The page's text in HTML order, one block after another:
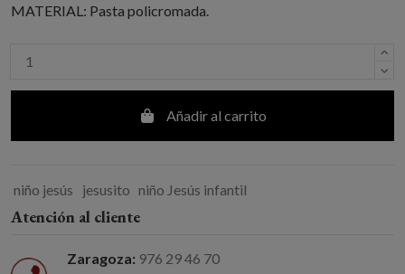
MATERIAL: Pasta policromada.
Añadir al carrito
niño jesús jesusito niño Jesús infantil
Atención al cliente
Zaragoza: 976 29 46 70